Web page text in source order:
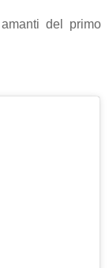
del primo